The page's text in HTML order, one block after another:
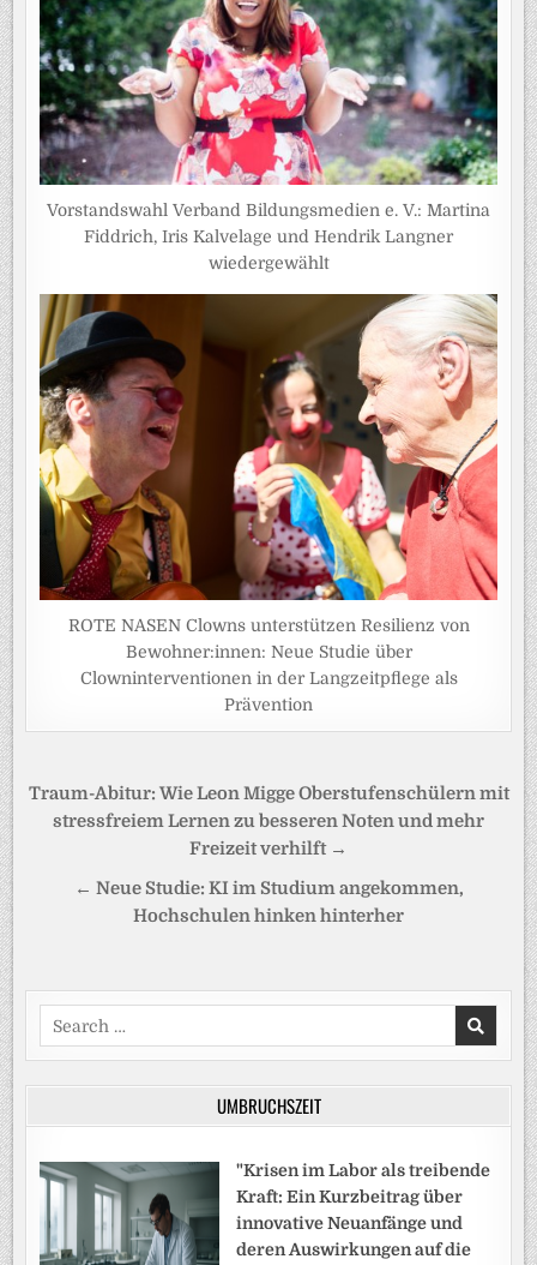
Vorstandswahl Verband Bildungsmedien e. V.: Martina
Fiddrich, Iris Kalvelage und Hendrik Langner
wiedergewählt
ROTE NASEN Clowns unterstützen Resilienz von
Bewohner:innen: Neue Studie über
Clowninterventionen in der Langzeitpflege als
Prävention
Beitragsnavigation
Traum-Abitur: Wie Leon Migge Oberstufenschülern mit
stressfreiem Lernen zu besseren Noten und mehr
Freizeit verhilft →
← Neue Studie: KI im Studium angekommen,
Hochschulen hinken hinterher
Search
for:
UMBRUCHSZEIT
"Krisen im Labor als treibende
Kraft: Ein Kurzbeitrag über
innovative Neuanfänge und
deren Auswirkungen auf die